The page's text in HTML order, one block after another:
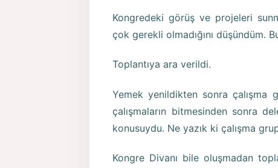
Kongredeki görüş ve projeleri
çok gerekli olmadığını düşündüm.
Toplantıya ara verildi.
Yemek yenildikten sonra çalışma
çalışmaların bitmesinden sonra
konusuydu. Ne yazık ki çalışma
Kongre Divanı bile oluşmadan